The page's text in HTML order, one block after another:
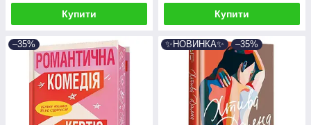
Купити Купити
–35% ✨НОВИНКА✨ –35%